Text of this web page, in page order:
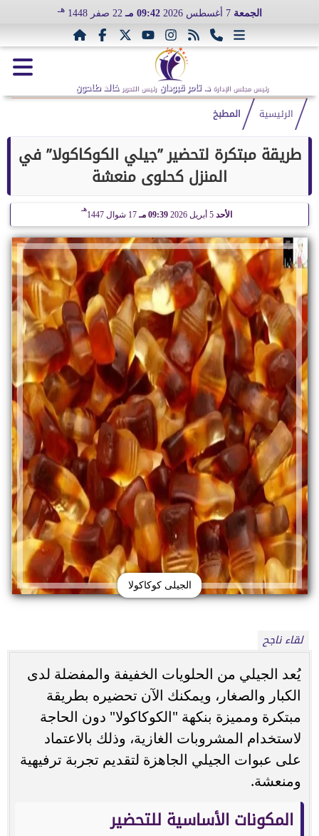
الجمعة 7 أغسطس 2026 09:42 مـ 22 صفر 1448 هـ
رئيس مجلس الإدارة د. تامر قبودان رئيس التحرير خالد طاحون
الرئيسية المطبخ
طريقة مبتكرة لتحضير ”جيلي الكوكاكولا” في
المنزل كحلوى منعشة
الأحد 09:39 مـ 17 شوال 1447
هـ
الجيلى كوكاكولا
لقاء ناجح
يُعد الجيلي من الحلويات الخفيفة والمفضلة لدى
الكبار والصغار، ويمكنك الآن تحضيره بطريقة
مبتكرة ومميزة بنكهة "الكوكاكولا" دون الحاجة
لاستخدام المشروبات الغازية، وذلك بالاعتماد
على عبوات الجيلي الجاهزة لتقديم تجربة ترفيهية
ومنعشة.
المكونات الأساسية للتحضير